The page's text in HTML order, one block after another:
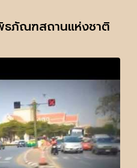
ธภัณฑสถานแห่งชาติ